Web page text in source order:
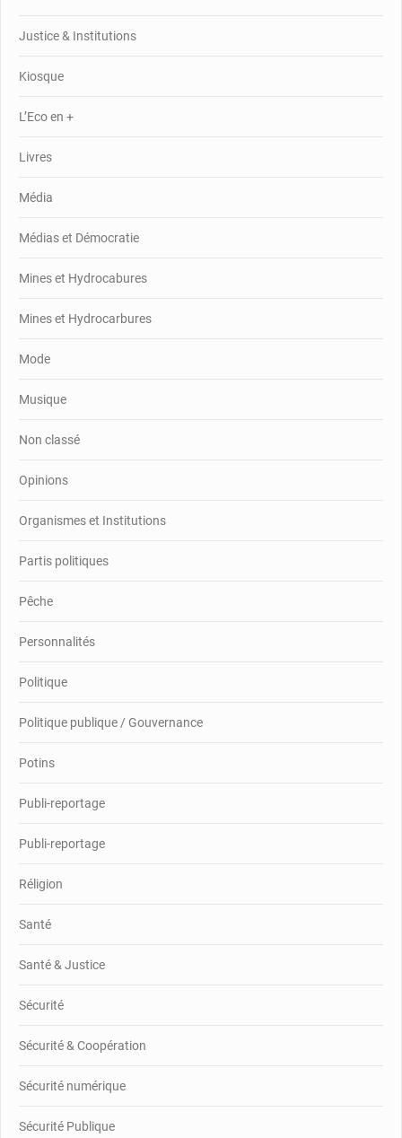
Justice & Institutions
Kiosque
L’Eco en +
Livres
Média
Médias et Démocratie
Mines et Hydrocabures
Mines et Hydrocarbures
Mode
Musique
Non classé
Opinions
Organismes et Institutions
Partis politiques
Pêche
Personnalités
Politique
Politique publique / Gouvernance
Potins
Publi-reportage
Publi-reportage
Réligion
Santé
Santé & Justice
Sécurité
Sécurité & Coopération
Sécurité numérique
Sécurité Publique